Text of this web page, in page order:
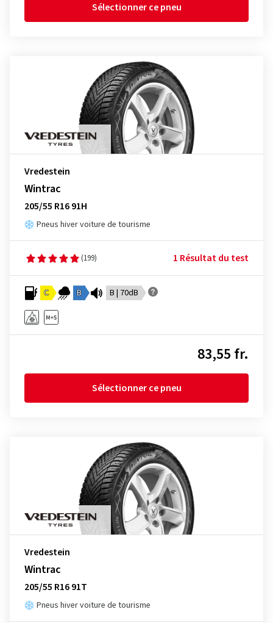
Sélectionner ce pneu
Vredestein
Wintrac
205/55 R16 91H
Pneus hiver voiture de tourisme
(199) 1 Résultat du test
C B B | 70dB
83,55 fr.
Sélectionner ce pneu
Vredestein
Wintrac
205/55 R16 91T
Pneus hiver voiture de tourisme